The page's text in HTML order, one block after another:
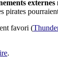
pirates
favori (
.